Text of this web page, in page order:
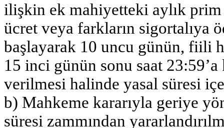
ilişkin ek mahiyetteki aylık
ücret veya farkların sigortalıya
başlayarak 10 uncu günün, fiili
15 inci günün sonu saat
verilmesi halinde yasal süresi
b) Mahkeme kararıyla geriye
süresi zammından